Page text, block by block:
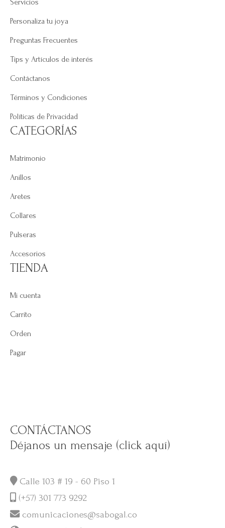
Servicios
Personaliza tu joya
Preguntas Frecuentes
Tips y Artículos de interés
Contáctanos
Términos y Condiciones
Políticas de Privacidad
CATEGORÍAS
Matrimonio
Anillos
Aretes
Collares
Pulseras
Accesorios
TIENDA
Mi cuenta
Carrito
Orden
Pagar
CONTÁCTANOS
Déjanos un mensaje (click aquí)
Calle 103 # 19 - 60 Piso 1
(+57) 301 773 9292
comunicaciones@sabogal.co